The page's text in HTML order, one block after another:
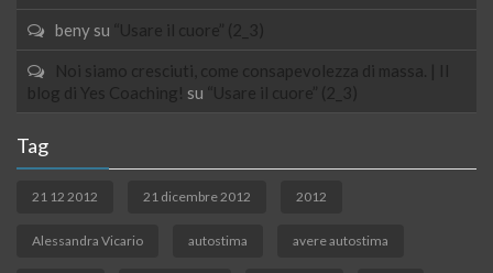
beny su “Usare il cuore” (2_3)
Noi siamo cresciuti, come consapevolezza di massa. | Il
blog di Yes Coaching! su “Usare il cuore” (2_3)
Tag
21 12 2012 21 dicembre 2012 2012
Alessandra Vicario autostima avere autostima